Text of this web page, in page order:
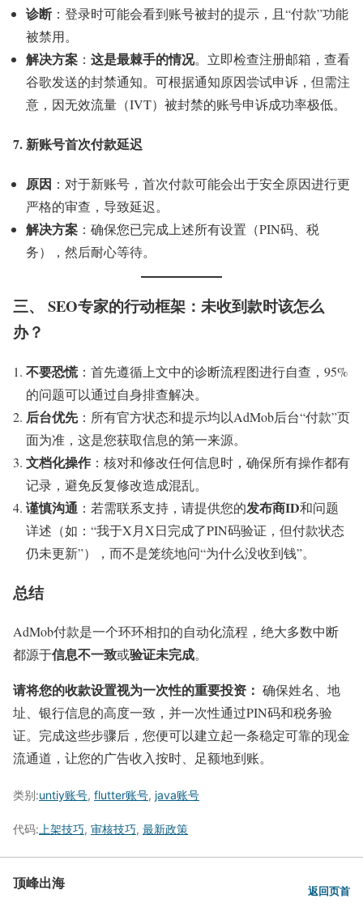
诊断 ：登录时可能会看到账号被封的提示，且“付款”功能
被禁用。
解决方案 ： 这是最棘手的情况。立即检查注册邮箱，查看
谷歌发送的封禁通知。可根据通知原因尝试申诉，但需注
意，因无效流量（IVT）被封禁的账号申诉成功率极低。
7. 新账号首次付款延迟
原因 ：对于新账号，首次付款可能会出于安全原因进行更
严格的审查，导致延迟。
解决方案 ：确保您已完成上述所有设置（PIN码、税
务），然后耐心等待。
三、 SEO专家的行动框架：未收到款时该怎么
办？
不要恐慌 ：首先遵循上文中的诊断流程图进行自查，95%
的问题可以通过自身排查解决。
后台优先：所有官方状态和提示均以AdMob后台“付款”页
面为准，这是您获取信息的第一来源。
文档化操作 ：核对和修改任何信息时，确保所有操作都有
记录，避免反复修改造成混乱。
谨慎沟通 ：若需联系支持，请提供您的发布商ID和问题
详述（如：“我于X月X日完成了PIN码验证，但付款状态
仍未更新”），而不是笼统地问“为什么没收到钱”。
总结
AdMob付款是一个环环相扣的自动化流程，绝大多数中断
都源于信息不一致或验证未完成。
请将您的收款设置视为一次性的重要投资： 确保姓名、地
址、银行信息的高度一致，并一次性通过PIN码和税务验
证。完成这些步骤后，您便可以建立起一条稳定可靠的现金
流通道，让您的广告收入按时、足额地到账。
类别:untiy账号, flutter账号, java账号
代码: 上架技巧, 审核技巧, 最新政策
顶峰出海 返回页首